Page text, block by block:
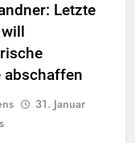
Letzte
abschaffen
31. Januar